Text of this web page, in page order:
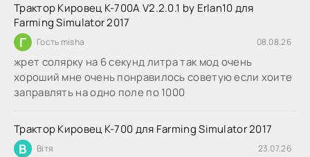
Трактор Кировец К-700А V2.2.0.1 by Erlan10 для
Farming Simulator 2017
Г Гость misha 08.08.26
жрет солярку на 6 секунд литра так мод очень
хороший мне очень понравилось советую если хоите
заправлять на одно поле по 1000
Трактор Кировец К-700 для Farming Simulator 2017
В Вітя 23.07.26